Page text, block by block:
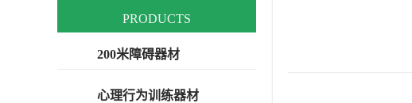
PRODUCTS
200米障碍器材
心理行为训练器材